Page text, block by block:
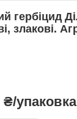
гербіцид
злакові.
₴/упаковка